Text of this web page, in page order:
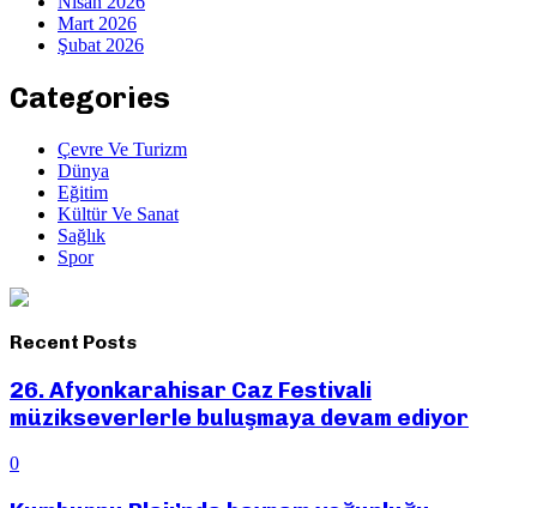
Mart 2026
Şubat 2026
Categories
Çevre Ve Turizm
Dünya
Eğitim
Kültür Ve Sanat
Sağlık
Spor
Recent Posts
26. Afyonkarahisar Caz Festivali
müzikseverlerle buluşmaya devam ediyor
0